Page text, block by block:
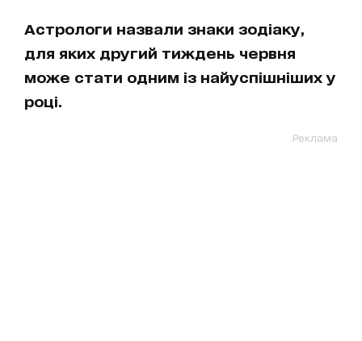
Астрологи назвали знаки зодіаку,
для яких другий тиждень червня
може стати одним із найуспішніших у
році.
Реклама